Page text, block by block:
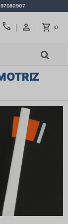
097080907
call $0